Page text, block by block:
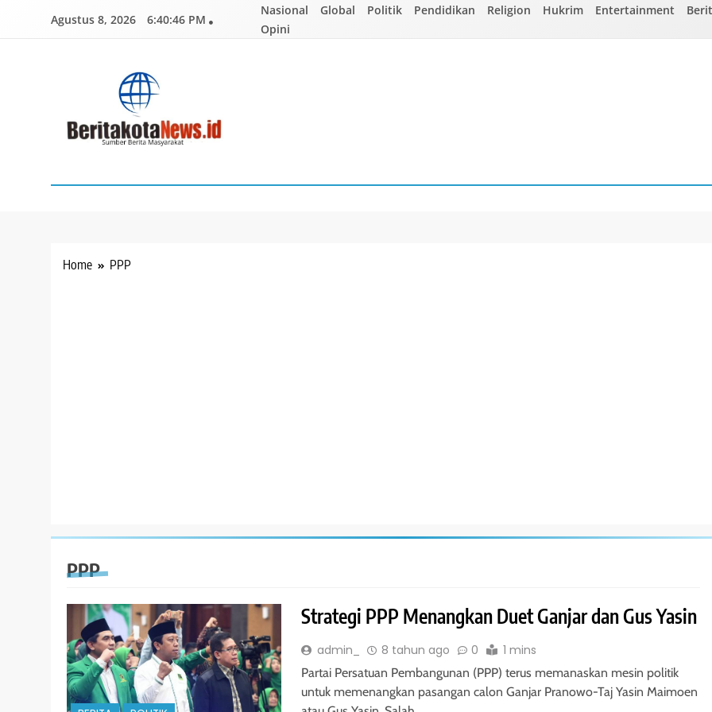
Agustus 8, 2026 6:40:47 PM
Nasional Global Politik Pendidikan Religion Hukrim Entertainment
Opini
Home PPP
PPP
Strategi PPP Menangkan Duet Ganjar dan Gus Yasin
admin_ 8 tahun ago 0 1 mins
Partai Persatuan Pembangunan (PPP) terus memanaskan mesin politik
untuk memenangkan pasangan calon Ganjar Pranowo-Taj Yasin Maimoen